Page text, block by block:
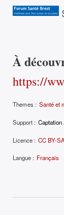
À
https://
Themes : Santé et
Support : Captation
Licence : CC BY-
Langue : Français